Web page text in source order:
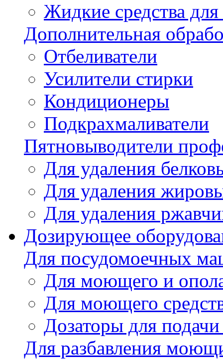
Жидкие средства
Дополнительная
Отбеливатели
Усилители стирки
Кондиционеры
Подкрахмаливатели
Пятновыводители
Для удаления
Для удаления
Для удаления
Дозирующее
Для посудомоечных
Для моющего и
Для моющего
Дозаторы для
Для разбавления